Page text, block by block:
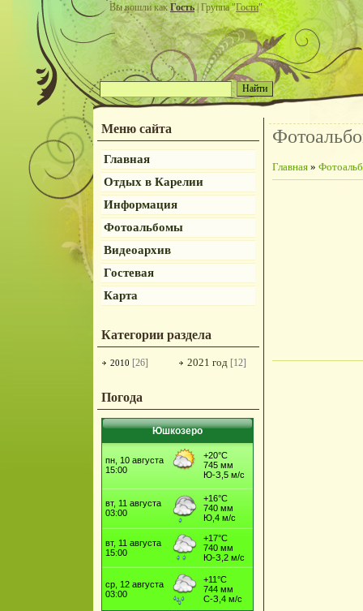
Вы вошли какГость| Группа "Гости"
Меню сайта
Главная
Отдых в Карелии
Информация
Фотоальбомы
Видеоархив
Гостевая
Карта
Категории раздела
2010 [26] 2021 год [12]
Погода
Юшкозеро
Главная »